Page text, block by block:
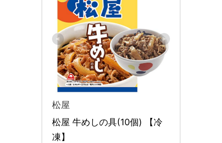
松屋
松屋 牛めしの具(10個) 【冷
凍】